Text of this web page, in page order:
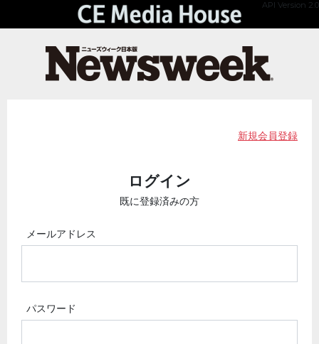
API Version 2.0
新規会員登録
ログイン
既に登録済みの方
メールアドレス
パスワード